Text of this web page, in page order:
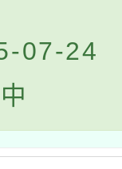
07-24